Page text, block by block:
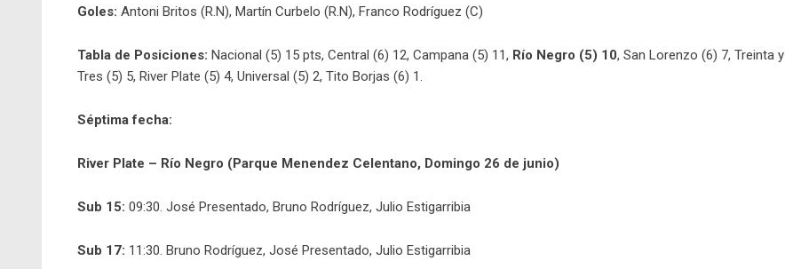
Goles: Antoni Britos (R.N), Martín Curbelo (R.N), Franco Rodríguez (C)
Tabla de Posiciones: Nacional (5) 15 pts, Central (6) 12, Campana (5) 11, Río Negro (5) 10, San Lorenzo (6) 7, Treinta y
Tres (5) 5, River Plate (5) 4, Universal (5) 2, Tito Borjas (6) 1.
Séptima fecha:
River Plate – Río Negro (Parque Menendez Celentano, Domingo 26 de junio)
Sub 15: 09:30. José Presentado, Bruno Rodríguez, Julio Estigarribia
Sub 17: 11:30. Bruno Rodríguez, José Presentado, Julio Estigarribia